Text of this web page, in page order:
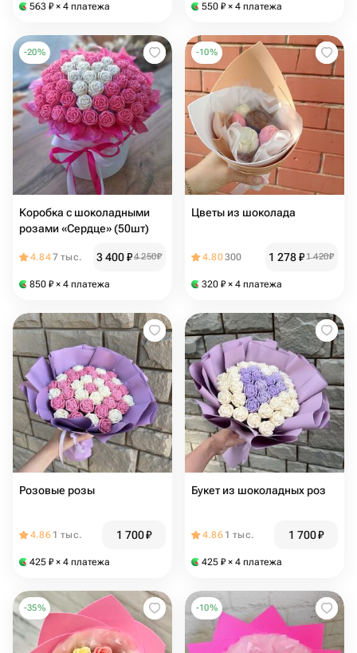
563 ₽ × 4 платежа 550 ₽ × 4 платежа
-20%
Коробка с шоколадными
розами «Сердце» (50шт)
4.847 тыс. 3 400₽4 250₽
850 ₽ × 4 платежа
-10%
Цветы из шоколада
4.80300 1 278₽1 420₽
320 ₽ × 4 платежа
Розовые розы
4.86 1 тыс. 1 700₽
425 ₽ × 4 платежа
Букет из шоколадных роз
4.86 1 тыс. 1 700₽
425 ₽ × 4 платежа
-35% -10%